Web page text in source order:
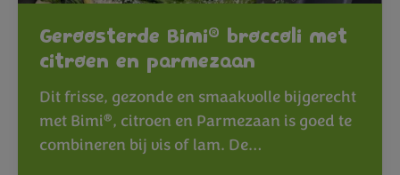
Geroosterde Bimi® broccoli met
citroen en parmezaan
Dit frisse, gezonde en smaakvolle bijgerecht
met Bimi®, citroen en Parmezaan is goed te
combineren bij vis of lam. De…